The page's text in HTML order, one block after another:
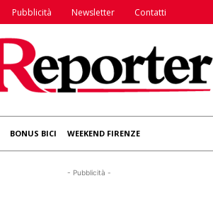
Pubblicità Newsletter Contatti
BONUS BICI WEEKEND FIRENZE
- Pubblicità -